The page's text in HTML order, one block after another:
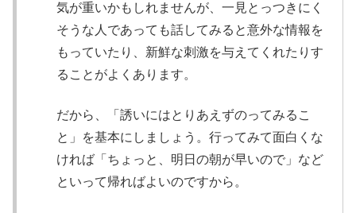
気が重いかもしれませんが、一見とっつきにく
そうな人であっても話してみると意外な情報を
もっていたり、新鮮な刺激を与えてくれたりす
ることがよくあります。
だから、「誘いにはとりあえずのってみるこ
と」を基本にしましょう。行ってみて面白くな
ければ「ちょっと、明日の朝が早いので」など
といって帰ればよいのですから。